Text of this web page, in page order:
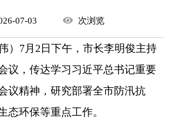
07-03 次浏览
）7月2日下午，市长李明俊主持
议，传达学习习近平总书记重要
议精神，研究部署全市防汛抗
态环保等重点工作。